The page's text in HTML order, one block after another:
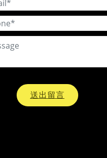
送出留言